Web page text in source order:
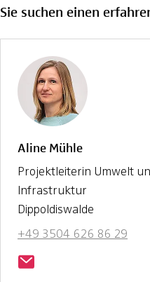
Sie suchen einen
Aline Mühle
Projektleiterin Umwelt
Infrastruktur
Dippoldiswalde
+49 3504 626 86 29